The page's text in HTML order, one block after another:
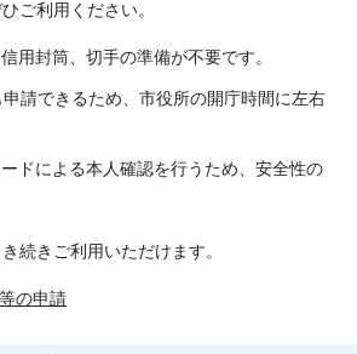
ご利用ください。
用封筒、切手の準備が不要です。
請できるため、市役所の開庁時間に左右
ドによる本人確認を行うため、安全性の
続きご利用いただけます。
の申請